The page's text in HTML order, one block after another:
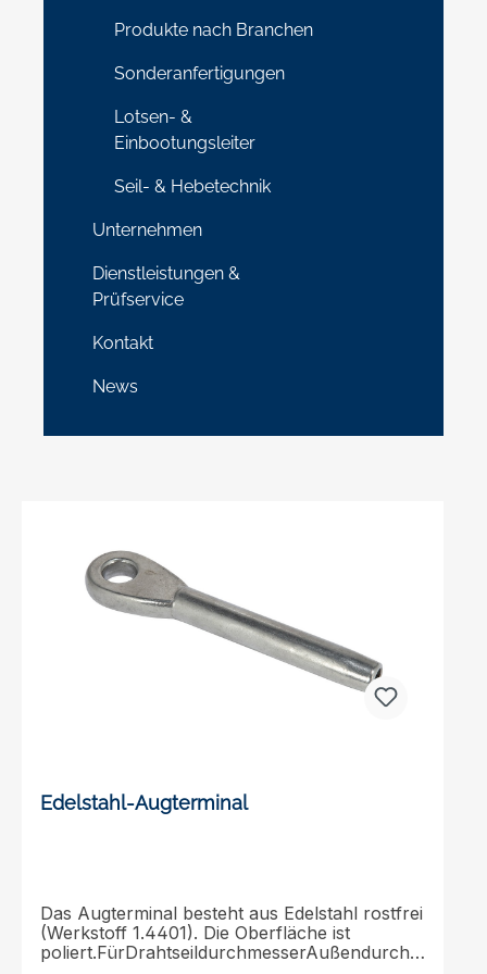
Produkte nach Branchen
Sonderanfertigungen
Lotsen- &
Einbootungsleiter
Seil- & Hebetechnik
Unternehmen
Dienstleistungen &
Prüfservice
Kontakt
News
Edelstahl-Augterminal
Das Augterminal besteht aus Edelstahl rostfrei
(Werkstoff 1.4401). Die Oberfläche ist
poliert.FürDrahtseildurchmesserAußendurchm